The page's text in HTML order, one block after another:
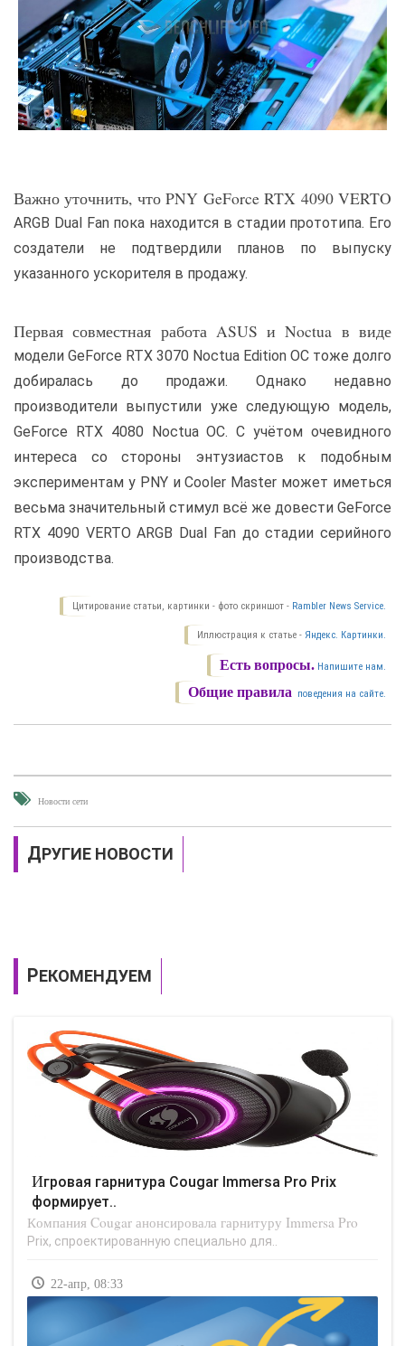
Важно уточнить, что PNY GeForce RTX 4090 VERTO
ARGB Dual Fan пока находится в стадии прототипа. Его
создатели не подтвердили планов по выпуску
указанного ускорителя в продажу.
Первая совместная работа ASUS и Noctua в виде
модели GeForce RTX 3070 Noctua Edition OC тоже долго
добиралась до продажи. Однако недавно
производители выпустили уже следующую модель,
GeForce RTX 4080 Noctua OC. С учётом очевидного
интереса со стороны энтузиастов к подобным
экспериментам у PNY и Cooler Master может иметься
весьма значительный стимул всё же довести GeForce
RTX 4090 VERTO ARGB Dual Fan до стадии серийного
производства.
Цитирование статьи, картинки - фото скриншот - Rambler News Service.
Иллюстрация к статье - Яндекс. Картинки.
Есть вопросы. Напишите нам.
Общие правила поведения на сайте.
Новости сети
ДРУГИЕ НОВОСТИ
РЕКОМЕНДУЕМ
Игровая гарнитура Cougar Immersa Pro Prix
формирует..
Компания Cougar анонсировала гарнитуру Immersa Pro
Prix, спроектированную специально для..
22-апр, 08:33